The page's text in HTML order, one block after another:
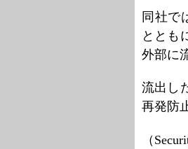
同社で
ととも
外部に
流出し
再発防
（